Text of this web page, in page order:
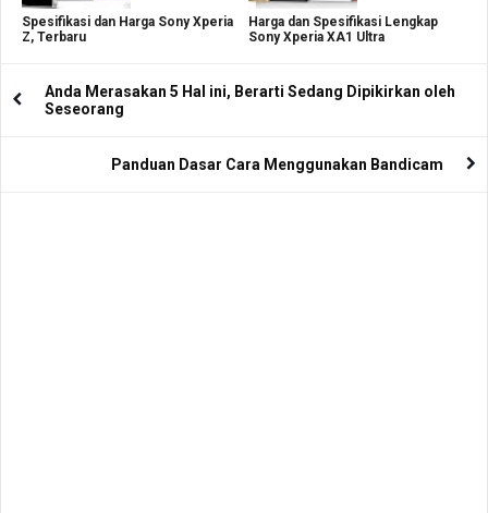
Spesifikasi dan Harga Sony Xperia
Z, Terbaru
Harga dan Spesifikasi Lengkap
Sony Xperia XA1 Ultra
Anda Merasakan 5 Hal ini, Berarti Sedang Dipikirkan oleh
Seseorang
Panduan Dasar Cara Menggunakan Bandicam